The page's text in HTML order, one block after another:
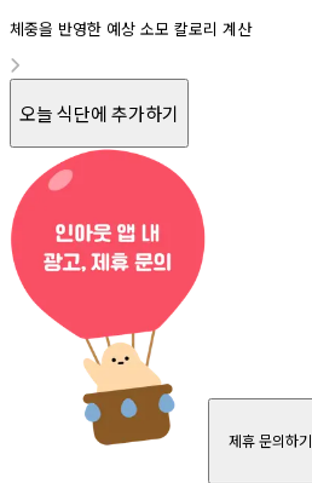
체중을 반영한 예상 소모 칼로리 계산
오늘 식단에 추가하기
제휴 문의하기